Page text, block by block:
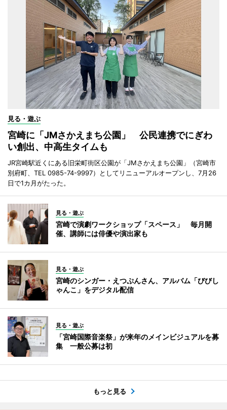
見る・遊ぶ
宮崎に「JMさかえまち公園」 公民連携でにぎわ
い創出、中高生タイムも
JR宮崎駅近くにある旧栄町街区公園が「JMさかえまち公園」（宮崎市
別府町、TEL 0985-74-9997）としてリニューアルオープンし、7月26
日で1カ月がたった。
見る・遊ぶ
宮崎で演劇ワークショップ「スペース」 毎月開
催、講師には俳優や演出家も
見る・遊ぶ
宮崎のシンガー・えつぷんさん、アルバム「びびし
ゃんこ」をデジタル配信
見る・遊ぶ
「宮崎国際音楽祭」が来年のメインビジュアルを募
集 一般公募は初
もっと見る